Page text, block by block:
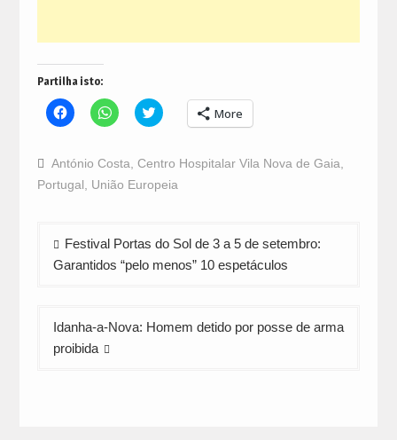
Partilha isto:
Click
to
Facebook
(Opens
in
new
Click
to
WhatsApp
(Opens
in
new
Click
to
Twitter
(Opens
in
new
More
António Costa Centro Hospitalar Vila Nova de Gaia
Portugal
União Europeia
Navegação
de
Festival Portas do Sol de 3 a 5 de setembro:
Garantidos “pelo menos” 10 espetáculos
Idanha-a-Nova: Homem detido por posse de arma
proibida